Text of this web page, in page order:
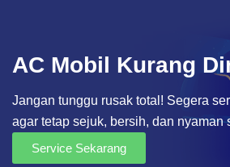
AC Mobil Kurang
Jangan tunggu rusak total! Segera
agar tetap sejuk, bersih, dan nyaman
Service Sekarang